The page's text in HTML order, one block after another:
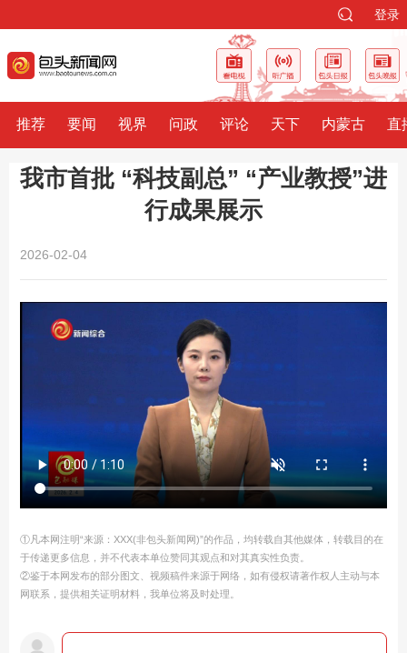
登录
推荐 要闻 视界 问政 评论 天下 内蒙古 直
我市首批 “科技副总” “产业教授”进
行成果展示
2026-02-04
①凡本网注明“来源：XXX(非包头新闻网)”的作品，均转载自其他媒体，转载目的在
于传递更多信息，并不代表本单位赞同其观点和对其真实性负责。
②鉴于本网发布的部分图文、视频稿件来源于网络，如有侵权请著作权人主动与本
网联系，提供相关证明材料，我单位将及时处理。